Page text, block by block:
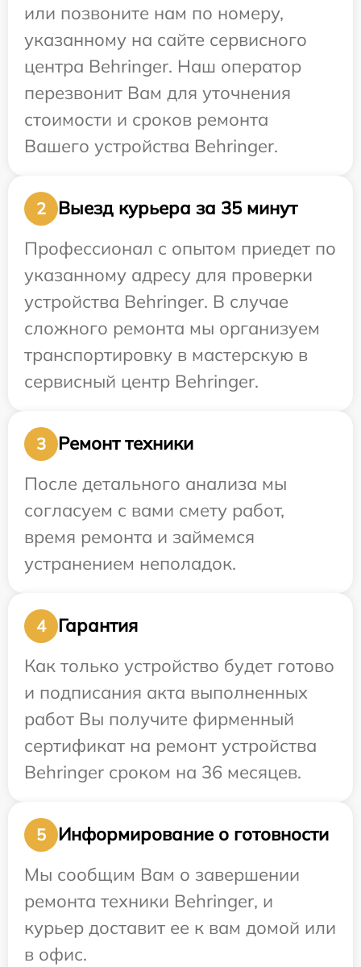
или позвоните нам по номеру,
указанному на сайте сервисного
центра Behringer. Наш оператор
перезвонит Вам для уточнения
стоимости и сроков ремонта
Вашего устройства Behringer.
2
Выезд курьера за 35 минут
Профессионал с опытом приедет по
указанному адресу для проверки
устройства Behringer. В случае
сложного ремонта мы организуем
транспортировку в мастерскую в
сервисный центр Behringer.
3
Ремонт техники
После детального анализа мы
согласуем с вами смету работ,
время ремонта и займемся
устранением неполадок.
4
Гарантия
Как только устройство будет готово
и подписания акта выполненных
работ Вы получите фирменный
сертификат на ремонт устройства
Behringer сроком на 36 месяцев.
5
Информирование о готовности
Мы сообщим Вам о завершении
ремонта техники Behringer, и
курьер доставит ее к вам домой или
в офис.